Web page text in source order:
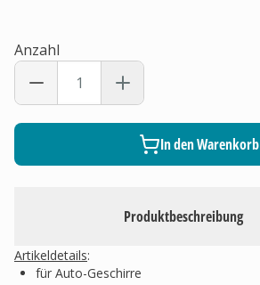
Produktbeschreibung
Artikeldetails:
für Auto-Geschirre
Anzahl
In den Warenkorb